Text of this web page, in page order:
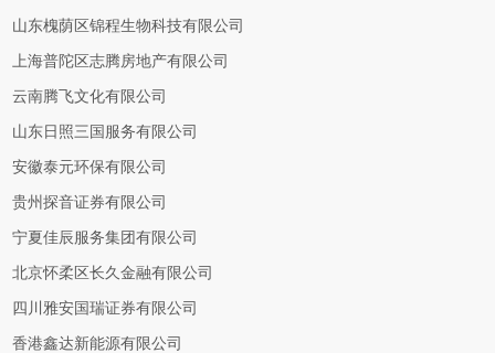
山东槐荫区锦程生物科技有限公司
上海普陀区志腾房地产有限公司
云南腾飞文化有限公司
山东日照三国服务有限公司
安徽泰元环保有限公司
贵州探音证券有限公司
宁夏佳辰服务集团有限公司
北京怀柔区长久金融有限公司
四川雅安国瑞证券有限公司
香港鑫达新能源有限公司